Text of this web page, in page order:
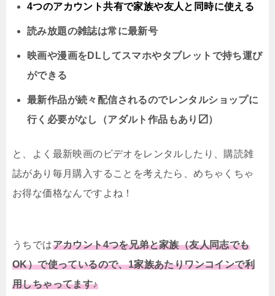
4つのアカウント共有で家族や友人と同時に使える
読み放題の雑誌は常に最新号
映画や漫画をDLしてスマホやタブレットで持ち運び
ができる
最新作品が続々配信されるのでレンタルショップに
行く必要がなし（アダルト作品もあり〼）
と、よく最新映画のビデオをレンタルしたり、購読雑
誌があり毎月購入することを考えたら、めちゃくちゃ
お得な価格なんですよね！
うちではアカウント4つを兄弟と家族（友人同志でも
OK）で使っているので、1家族あたりワンコインで利
用しちゃってます♪